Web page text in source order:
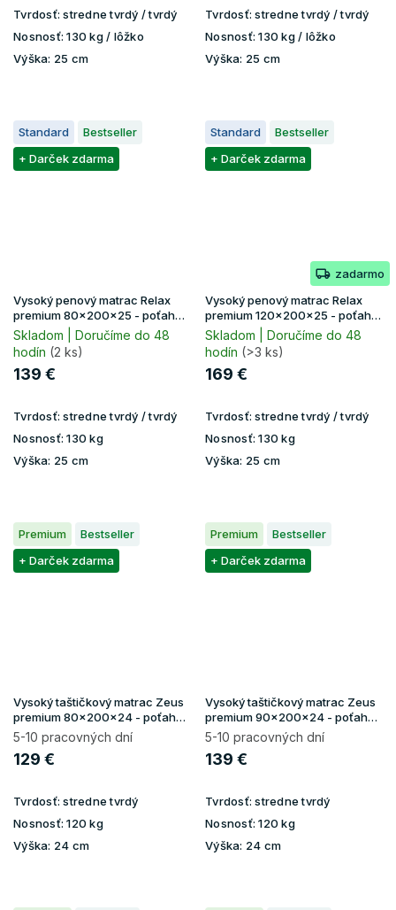
Tvrdosť: stredne tvrdý / tvrdý
Nosnosť: 130 kg / lôžko
Výška: 25 cm
Tvrdosť: stredne tvrdý / tvrdý
Nosnosť: 130 kg / lôžko
Výška: 25 cm
Standard
Bestseller
+ Darček zdarma
Vysoký penový matrac Relax
premium 80x200x25 - poťah
Lavender
Skladom | Doručíme do 48
hodín (2 ks)
139 €
Tvrdosť: stredne tvrdý / tvrdý
Nosnosť: 130 kg
Výška: 25 cm
Standard
Bestseller
+ Darček zdarma
zadarmo
Vysoký penový matrac Relax
premium 120x200x25 - poťah
Lavender
Skladom | Doručíme do 48
hodín (>3 ks)
169 €
Tvrdosť: stredne tvrdý / tvrdý
Nosnosť: 130 kg
Výška: 25 cm
Premium
Bestseller
+ Darček zdarma
Vysoký taštičkový matrac Zeus
premium 80x200x24 - poťah
Aloe Vera
5-10 pracovných dní
129 €
Tvrdosť: stredne tvrdý
Nosnosť: 120 kg
Výška: 24 cm
Premium
Bestseller
+ Darček zdarma
Vysoký taštičkový matrac Zeus
premium 90x200x24 - poťah
Aloe Vera
5-10 pracovných dní
139 €
Tvrdosť: stredne tvrdý
Nosnosť: 120 kg
Výška: 24 cm